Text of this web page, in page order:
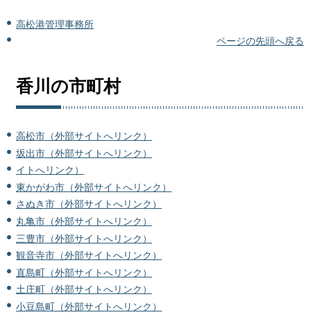
高松港管理事務所
ページの先頭へ戻る
香川の市町村
高松市（外部サイトへリンク）
坂出市（外部サイトへリンク）
イトへリンク）
東かがわ市（外部サイトへリンク）
さぬき市（外部サイトへリンク）
丸亀市（外部サイトへリンク）
三豊市（外部サイトへリンク）
観音寺市（外部サイトへリンク）
直島町（外部サイトへリンク）
土庄町（外部サイトへリンク）
小豆島町（外部サイトへリンク）